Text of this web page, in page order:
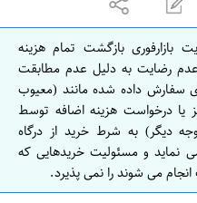
بازارفوری بازگشت تمام هزینه
رضایت به دلیل عدم مطابقت
سفارش داده شده مانند (معیوب
یا درخواست هزینه اضافه توسط
دیگر) به شرط خرید از درگاه
و مسئولیت خریدهایی که
می شوند را نمی پذیرد.